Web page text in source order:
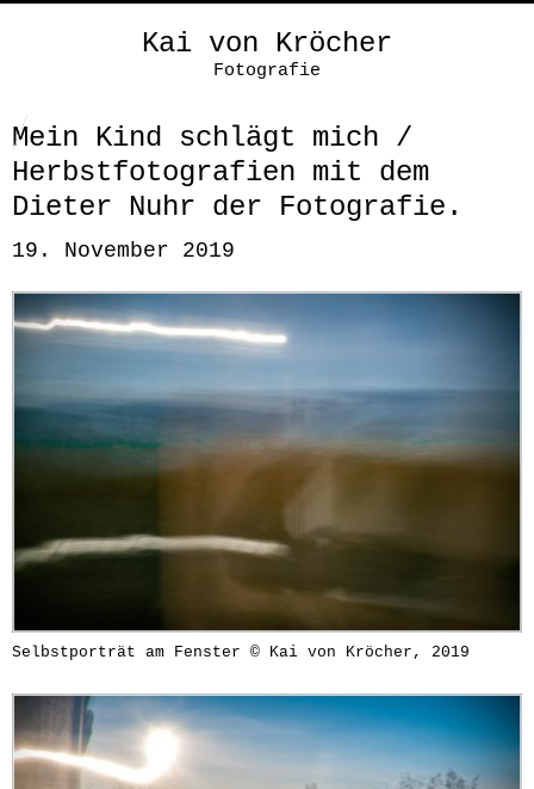
Kai von Kröcher
Fotografie
Mein Kind schlägt mich /
Herbstfotografien mit dem
Dieter Nuhr der Fotografie.
19. November 2019
Selbstporträt am Fenster © Kai von Kröcher, 2019